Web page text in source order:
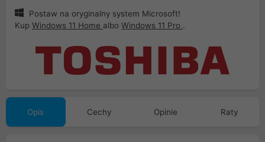
Postaw na oryginalny system Microsoft!
Kup Windows 11 Home albo Windows 11 Pro .
Opis Cechy Opinie Raty